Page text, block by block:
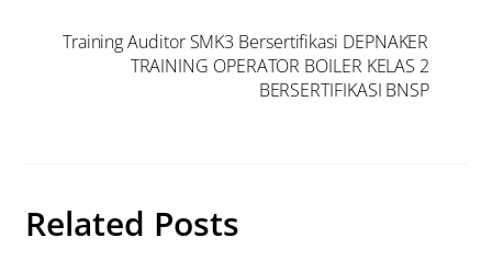
Training Auditor SMK3 Bersertifikasi DEPNAKER
TRAINING OPERATOR BOILER KELAS 2
BERSERTIFIKASI BNSP
Related Posts